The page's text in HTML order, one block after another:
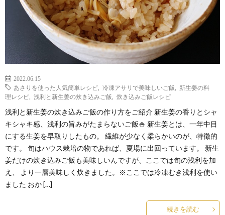
2022.06.15
あさりを使った人気簡単レシピ
冷凍アサリで美味しいご飯
新生姜の料
理レシピ
浅利と新生姜の炊き込みご飯 炊き込みご飯レシピ
浅利と新生姜の炊き込みご飯の作り方をご紹介 新生姜の香りとシャ
キシャキ感、浅利の旨みがたまらないご飯🍚 新生姜とは、一年中目
にする生姜を早取りしたもの。 繊維が少なく柔らかいのが、特徴的
です。 旬はハウス栽培の物であれば、夏場に出回っています。 新生
姜だけの炊き込みご飯も美味しいんですが、ここでは旬の浅利を加
え、 より一層美味しく炊きました。※ここでは冷凍むき浅利を使い
ました おか […]
続きを読む